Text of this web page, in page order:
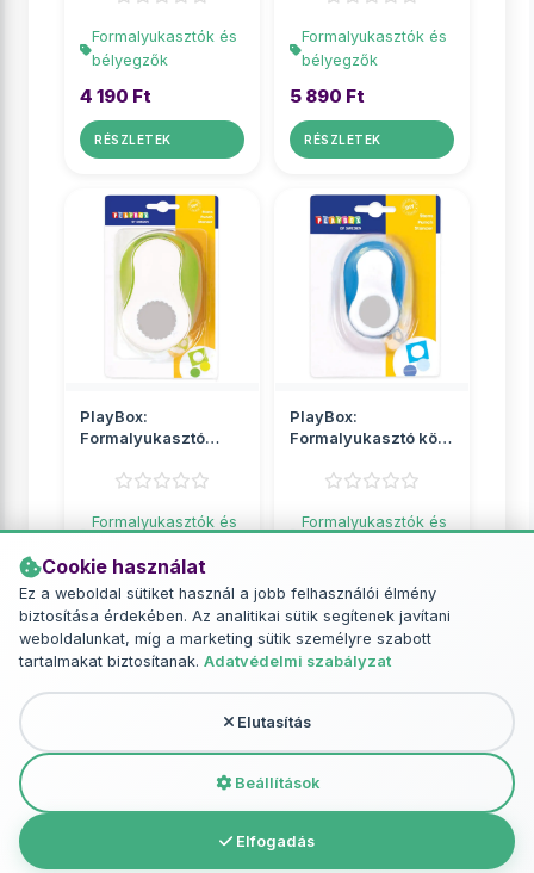
Cookie használat
Ez a weboldal sütiket használ a jobb felhasználói élmény
biztosítása érdekében. Az analitikai sütik segítenek javítani
weboldalunkat, míg a marketing sütik személyre szabott
tartalmakat biztosítanak. Adatvédelmi szabályzat
Elutasítás
Beállítások
Elfogadás
Formalyukasztók és
bélyegzők
4 190 Ft
RÉSZLETEK
Formalyukasztók és
bélyegzők
5 890 Ft
RÉSZLETEK
PlayBox:
Formalyukasztó
Formalyukasztók és
5 890 Ft
RÉSZLETEK
PlayBox:
Formalyukasztó kör
Formalyukasztók és
2 299 Ft
RÉSZLETEK
További termékek - Formalyukasztók
és bélyegzők